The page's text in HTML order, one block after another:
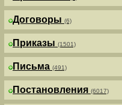
Договоры (6)
Приказы (1501)
Письма (491)
Постановления (6017)